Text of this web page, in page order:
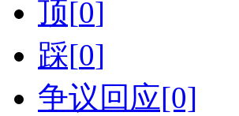
顶[0]
踩[0]
争议回应[0]